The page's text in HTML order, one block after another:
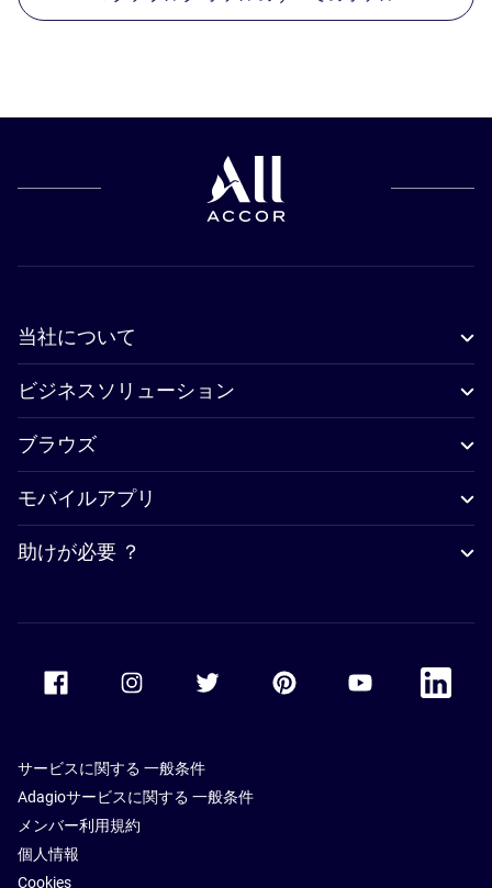
当社について
ビジネスソリューション
ブラウズ
モバイルアプリ
助けが必要 ？
Accor Facebook Accor TwitterAccor PinterestAccor Youtube
Accor
サービスに関する 一般条件
Adagioサービスに関する 一般条件
メンバー利用規約
個人情報
Cookies